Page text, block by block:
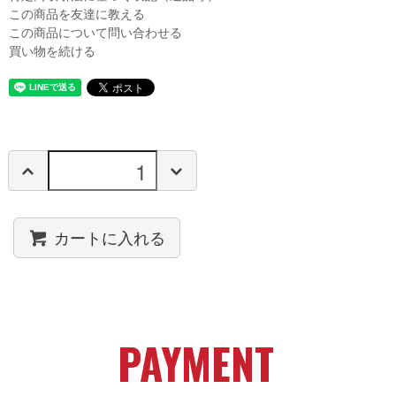
この商品を友達に教える
この商品について問い合わせる
買い物を続ける
カートに入れる
PAYMENT